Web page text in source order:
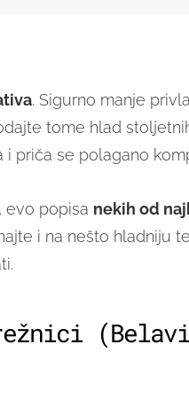
. Sigurno manje
tome hlad
priča se polagano
evo popisa nekih od
i na nešto hladniju